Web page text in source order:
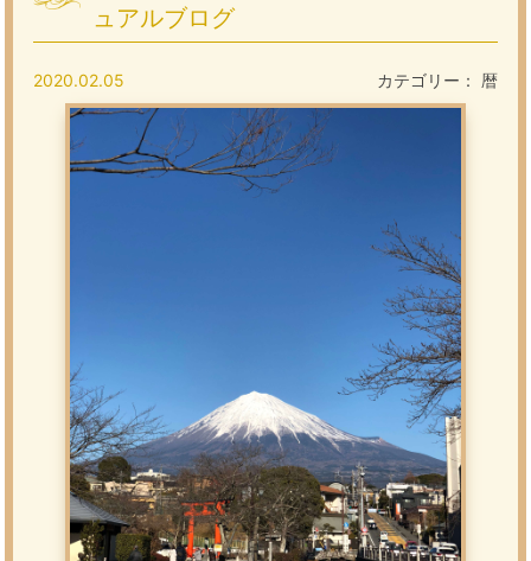
ュアルブログ
カテゴリー： 暦
2020.02.05